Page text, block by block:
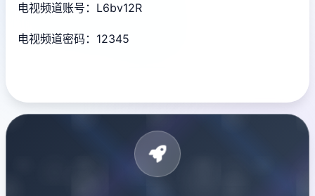
电视频道账号：L6bv12R
电视频道密码：12345